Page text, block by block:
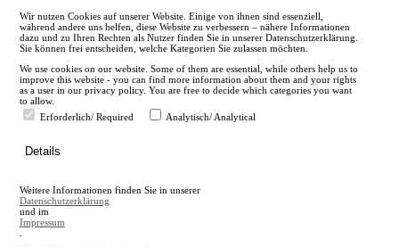
en
A
A
Wir nutzen Cookies auf unserer Website. Einige von ihnen sind essenziell,
während andere uns helfen, diese Website zu verbessern – nähere Informationen
dazu und zu Ihren Rechten als Nutzer finden Sie in unserer Datenschutzerklärung.
Sie können frei entscheiden, welche Kategorien Sie zulassen möchten.
We use cookies on our website. Some of them are essential, while others help us to
improve this website - you can find more information about them and your rights
as a user in our privacy policy. You are free to decide which categories you want
to allow.
Erforderlich/ Required
Analytisch/ Analytical
Details
Weitere Informationen finden Sie in unserer
Datenschutzerklärung
und im
Impressum